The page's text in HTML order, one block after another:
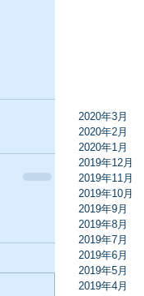
2020年3月
2020年2月
2020年1月
2019年12月
2019年11月
2019年10月
2019年9月
2019年8月
2019年7月
2019年6月
2019年5月
2019年4月